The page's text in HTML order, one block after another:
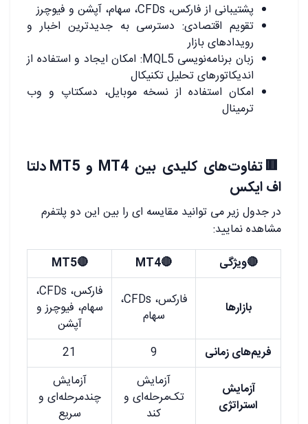
پشتیبانی از فارکس، CFDs، سهام، آپشن و فیوچرز
تقویم اقتصادی: دسترسی به جدیدترین اخبار و
رویدادهای بازار
زبان برنامه‌نویسی MQL5: امکان ایجاد و استفاده از
اندیکاتورهای تحلیل تکنیکال
امکان استفاده از نسخه موبایل، دسکتاپ و وب
ترمینال
🟥تفاوت‌های کلیدی بین MT4 و MT5 دلتا
اف ایکس
در جدول زیر می توانید مقایسه ای را بین این دو پلتفرم
مشاهده نمایید:
🔴ویژگی
🔴MT4
🔴MT5
بازارها
فارکس، CFDs،
سهام
فارکس، CFDs،
سهام، فیوچرز و
آپشن
فریم‌های زمانی
9
21
آزمایش
استراتژی
آزمایش
تک‌مرحله‌ای و
کند
آزمایش
چندمرحله‌ای و
سریع